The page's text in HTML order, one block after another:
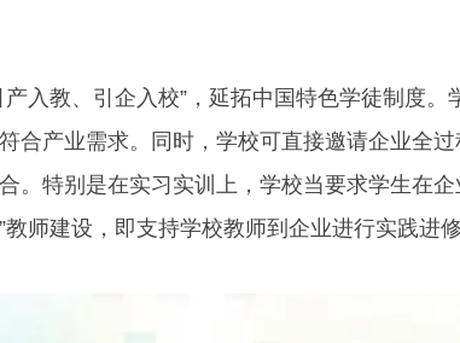
教、引企入校”，延拓中国特色学徒制度。
合产业需求。同时，学校可直接邀请企业全
。特别是在实习实训上，学校当要求学生在
师建设，即支持学校教师到企业进行实践进